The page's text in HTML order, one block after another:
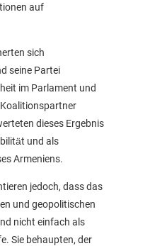
auf
sich
seine Partei
im Parlament und
dieses Ergebnis
und als
Armeniens.
jedoch, dass das
und geopolitischen
nicht einfach als
Sie behaupten, der